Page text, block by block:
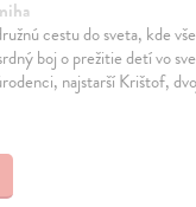
cestu do sveta, kde
boj o prežitie detí vo
najstarší Krištof,